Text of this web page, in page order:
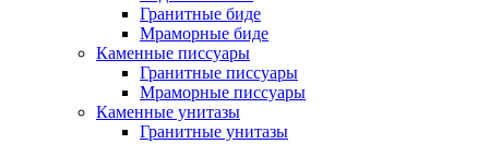
Гранитные биде
Мраморные биде
Каменные писсуары
Гранитные писсуары
Мраморные писсуары
Каменные унитазы
Гранитные унитазы